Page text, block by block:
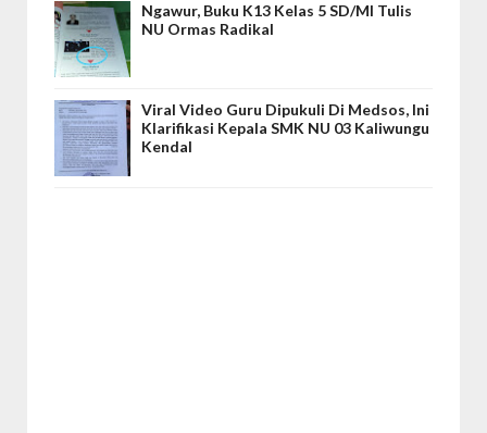
Ngawur, Buku K13 Kelas 5 SD/MI Tulis
NU Ormas Radikal
Viral Video Guru Dipukuli Di Medsos, Ini
Klarifikasi Kepala SMK NU 03 Kaliwungu
Kendal